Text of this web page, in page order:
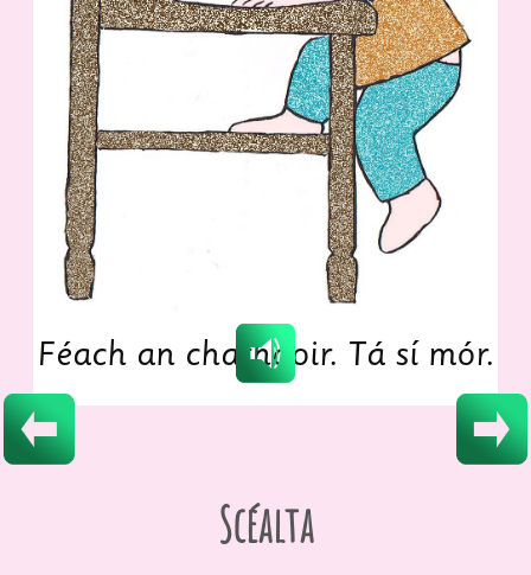
Féach an chathaoir. Tá sí mór.
Scéalta